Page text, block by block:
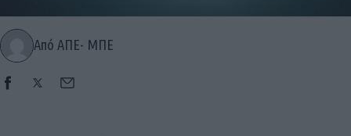
Social
Από ΑΠΕ- ΜΠΕ